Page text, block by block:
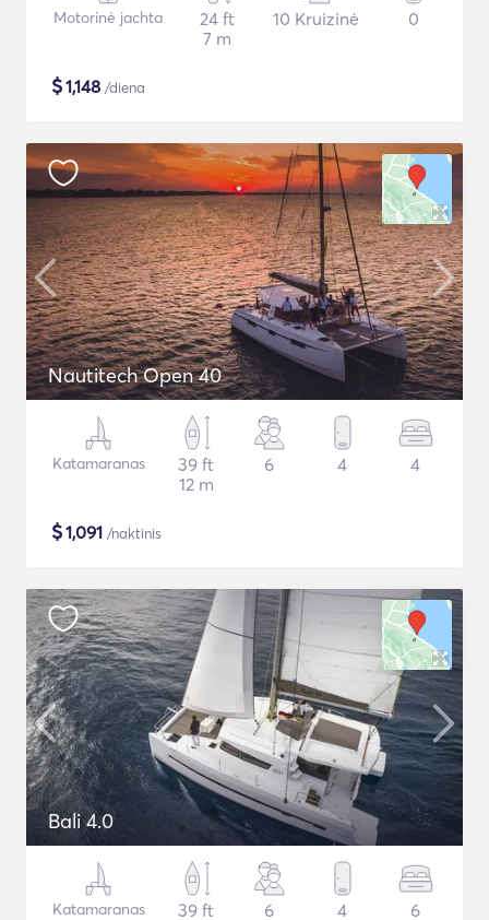
Motorinė jachta
24 ft
7 m
10 Kruizinė 0
$1,148 /diena
Nautitech Open 40
Katamaranas
39 ft
12 m
6 4 4
$1,091 /naktinis
Bali 4.0
Katamaranas
39 ft
6 4 6